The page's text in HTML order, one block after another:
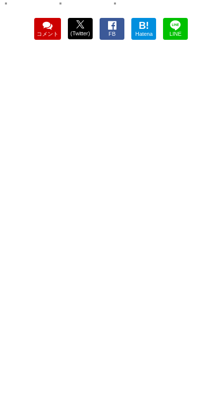
コメント (Twitter) FB
B!
Hatena LINE